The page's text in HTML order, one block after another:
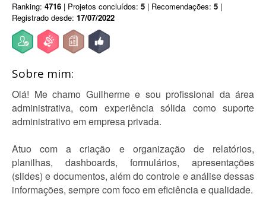
Ranking: 4716 | Projetos concluídos: 5 | Recomendações: 5 |
Registrado desde: 17/07/2022
Sobre mim:
Olá! Me chamo Guilherme e sou profissional da área
administrativa, com experiência sólida como suporte
administrativo em empresa privada.
Atuo com a criação e organização de relatórios,
planilhas, dashboards, formulários, apresentações
(slides) e documentos, além do controle e análise dessas
informações, sempre com foco em eficiência e qualidade.